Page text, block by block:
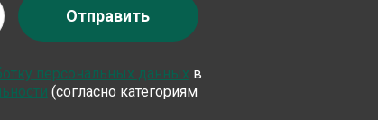
персональных данных в
(согласно категориям
Отправить